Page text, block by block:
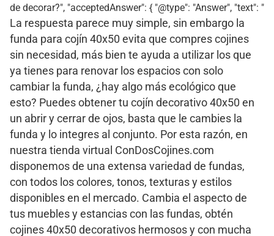
de decorar?", "acceptedAnswer": { "@type": "Answer", "text": "
La respuesta parece muy simple, sin embargo la
funda para cojín 40x50 evita que compres cojines
sin necesidad, más bien te ayuda a utilizar los que
ya tienes para renovar los espacios con solo
cambiar la funda, ¿hay algo más ecológico que
esto? Puedes obtener tu cojín decorativo 40x50 en
un abrir y cerrar de ojos, basta que le cambies la
funda y lo integres al conjunto. Por esta razón, en
nuestra tienda virtual ConDosCojines.com
disponemos de una extensa variedad de fundas,
con todos los colores, tonos, texturas y estilos
disponibles en el mercado. Cambia el aspecto de
tus muebles y estancias con las fundas, obtén
cojines 40x50 decorativos hermosos y con mucha